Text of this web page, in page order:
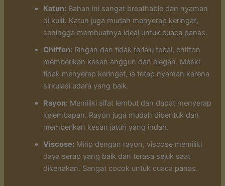
Katun: Bahan ini sangat breathable dan nyaman
di kulit. Katun juga mudah menyerap keringat,
sehingga membuatnya ideal untuk cuaca panas.
Chiffon: Ringan dan tidak terlalu tebal, chiffon
memberikan kesan anggun dan elegan. Meski
tidak menyerap keringat, ia tetap nyaman karena
sirkulasi udara yang baik.
Rayon: Memiliki sifat lembut dan dapat menyerap
kelembapan. Rayon juga mudah dibentuk dan
memberikan kesan jatuh yang indah.
Viscose: Mirip dengan rayon, viscose memiliki
daya serap yang baik dan terasa sejuk saat
dikenakan. Sangat cocok untuk cuaca panas.